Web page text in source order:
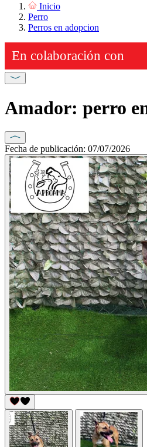
Inicio
Perro
Perros en adopcion
Amador: perro
Fecha de publicación: 07/07/2026